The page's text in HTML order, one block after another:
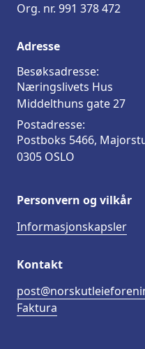
Org. nr. 991 378 472
Adresse
Besøksadresse:
Næringslivets Hus
Middelthuns gate 27
Postadresse:
Postboks 5466,
0305 OSLO
Personvern og vilkår
Informasjonskapsler
Kontakt
Faktura